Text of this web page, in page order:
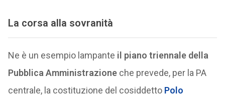
La corsa alla sovranità
Ne è un esempio lampante il piano triennale della
Pubblica Amministrazioneche prevede, per la PA
centrale, la costituzione del cosiddetto Polo